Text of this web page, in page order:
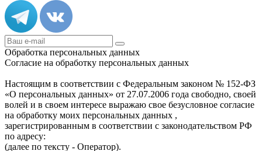
Обработка персональных данных
Согласие на обработку персональных данных
Настоящим в соответствии с Федеральным законом № 152-ФЗ
«О персональных данных» от 27.07.2006 года свободно, своей
волей и в своем интересе выражаю свое безусловное согласие
на обработку моих персональных данных ,
зарегистрированным в соответствии с законодательством РФ
по адресу:
(далее по тексту - Оператор).